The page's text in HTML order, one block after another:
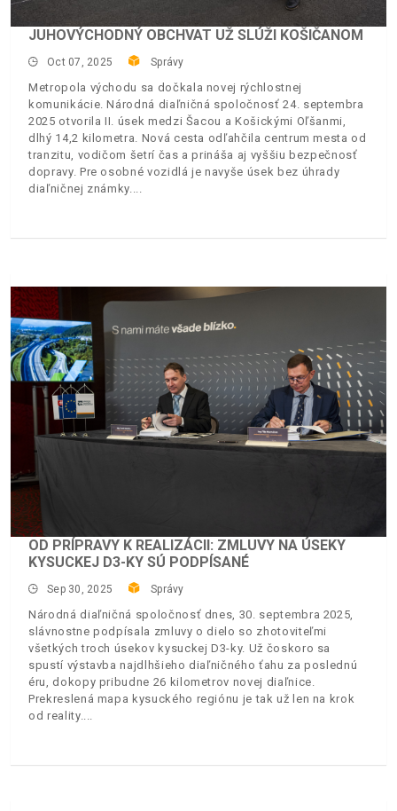
JUHOVÝCHODNÝ OBCHVAT UŽ SLÚŽI KOŠIČANOM
Oct 07, 2025 Správy
Metropola východu sa dočkala novej rýchlostnej
komunikácie. Národná diaľničná spoločnosť 24. septembra
2025 otvorila II. úsek medzi Šacou a Košickými Oľšanmi,
dlhý 14,2 kilometra. Nová cesta odľahčila centrum mesta od
tranzitu, vodičom šetrí čas a prináša aj vyššiu bezpečnosť
dopravy. Pre osobné vozidlá je navyše úsek bez úhrady
diaľničnej známky.
OD PRÍPRAVY K REALIZÁCII: ZMLUVY NA ÚSEKY
KYSUCKEJ D3-KY SÚ PODPÍSANÉ
Sep 30, 2025 Správy
Národná diaľničná spoločnosť dnes, 30. septembra 2025,
slávnostne podpísala zmluvy o dielo so zhotoviteľmi
všetkých troch úsekov kysuckej D3-ky. Už čoskoro sa
spustí výstavba najdlhšieho diaľničného ťahu za poslednú
éru, dokopy pribudne 26 kilometrov novej diaľnice.
Prekreslená mapa kysuckého regiónu je tak už len na krok
od reality.